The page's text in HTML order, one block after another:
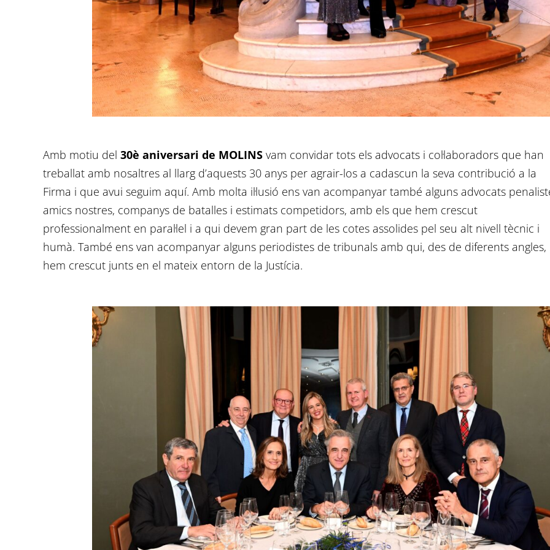
Amb motiu del 30è aniversari de MOLINS vam convidar tots els advocats i col·laboradors que han
treballat amb nosaltres al llarg d’aquests 30 anys per agrair-los a cadascun la seva contribució a la
Firma i que avui seguim aquí. Amb molta il·lusió ens van acompanyar també alguns advocats
amics nostres, companys de batalles i estimats competidors, amb els que hem crescut
professionalment en paral·lel i a qui devem gran part de les cotes assolides pel seu alt nivell tècnic i
humà. També ens van acompanyar alguns periodistes de tribunals amb qui, des de diferents angles,
hem crescut junts en el mateix entorn de la Justícia.